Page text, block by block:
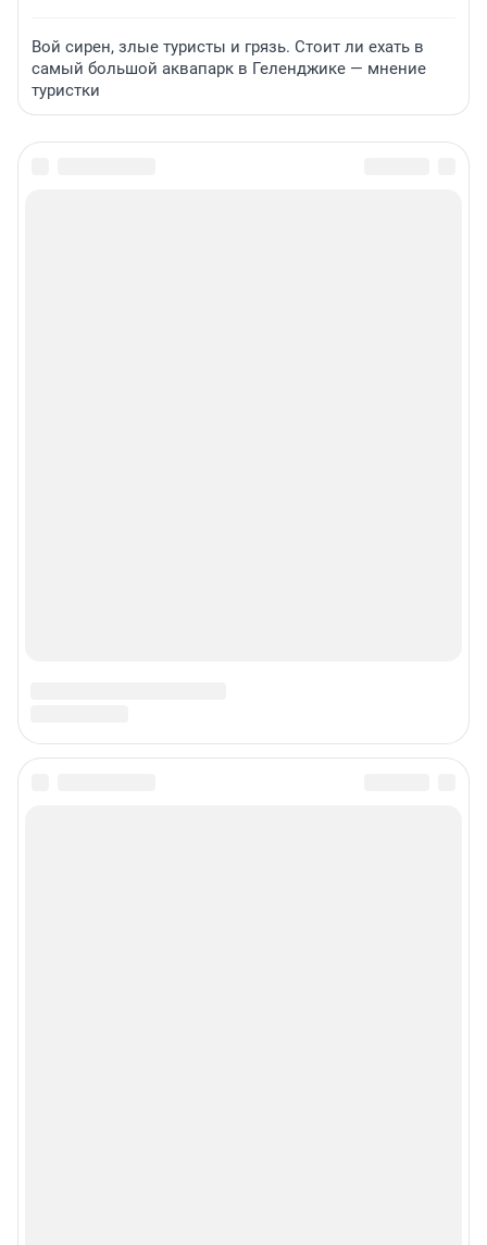
Вой сирен, злые туристы и грязь. Стоит ли ехать в
самый большой аквапарк в Геленджике — мнение
туристки